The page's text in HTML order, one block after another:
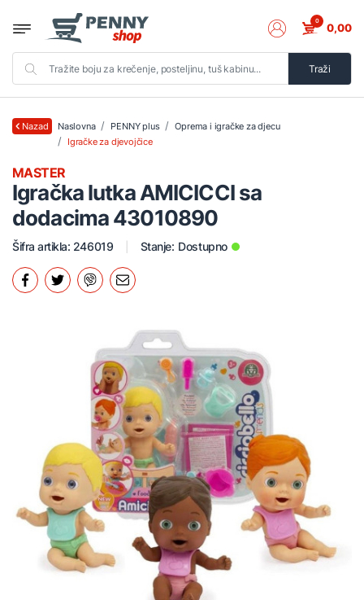
Traži
0 0,00
Nazad Naslovna PENNY plus
Oprema i igračke za djecu
Igračke za djevojčice
Igračka lutka AMICICCI sa
dodacima 43010890
MASTER
Šifra artikla: 246019 Stanje: Dostupno